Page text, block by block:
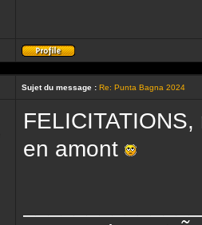
Profil
Sujet du message : Re: Punta Bagna 2024
en amont